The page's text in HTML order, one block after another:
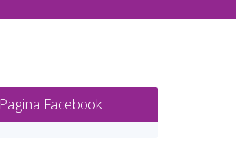
Pagina Facebook